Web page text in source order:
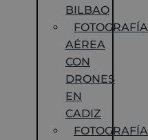
BILBAO
FOTOGRAFÍA
AÉREA
CON
DRONES
EN
CADIZ
FOTOGRAFÍA